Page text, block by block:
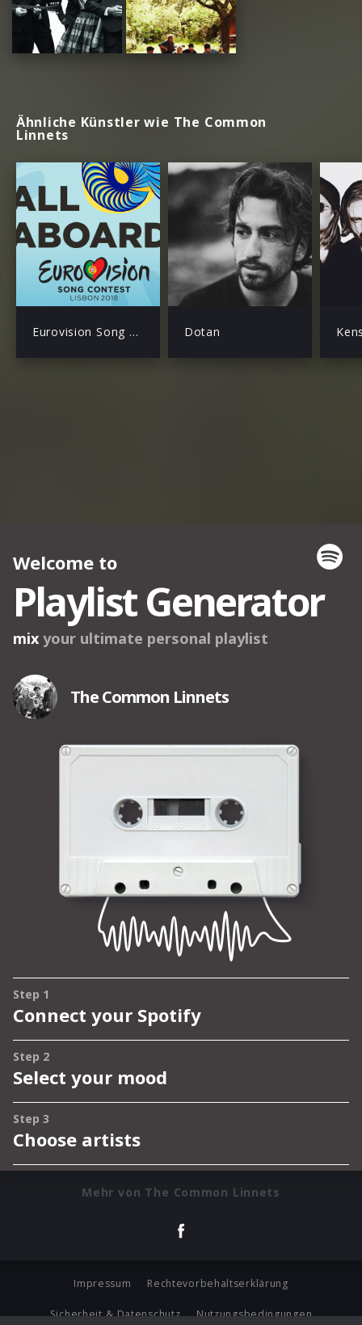
Ähnliche Künstler wie The Common
Linnets
Eurovision Song Contest Dotan
Mehr von The Common Linnets
Impressum Rechtevorbehaltserklärung
Sicherheit & Datenschutz Nutzungsbedingungen